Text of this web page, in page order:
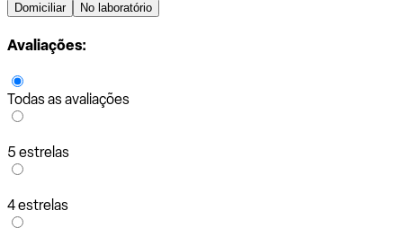
Domiciliar No laboratório
Avaliações:
Todas as avaliações
5 estrelas
4 estrelas